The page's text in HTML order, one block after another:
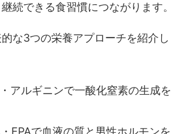
続できる食習慣につながります。
な3つの栄養アプローチを紹介し
アルギニンで一酸化窒素の生成を
EPAで血液の質と男性ホルモンを